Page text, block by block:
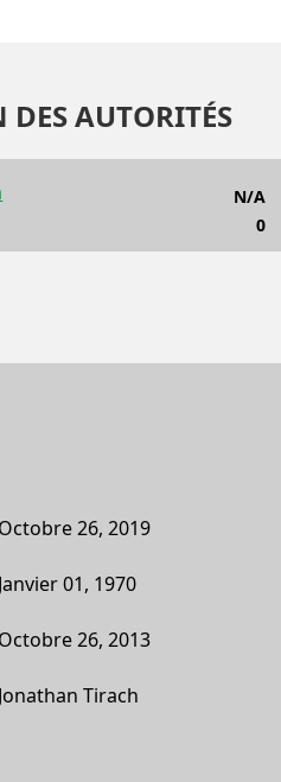
AUTORITÉS
N/A
0
Octobre 26, 2019
Janvier 01, 1970
Octobre 26, 2013
Jonathan Tirach